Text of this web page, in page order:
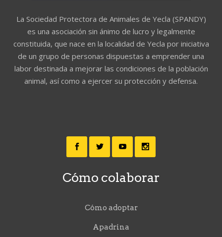
La Sociedad Protectora de Animales de Yecla (SPANDY)
es una asociación sin ánimo de lucro y legalmente
constituida, que nace en la localidad de Yecla por iniciativa
de un grupo de personas dispuestas a emprender una
labor destinada a mejorar las condiciones de la población
animal, así como a ejercer su protección y defensa.
Cómo colaborar
Cómo adoptar
Apadrina